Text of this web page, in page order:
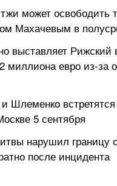
может освободить
Махачевым в
выставляет Рижский
миллиона евро из-за
Шлеменко
5 сентября
нарушил границу
после инцидента